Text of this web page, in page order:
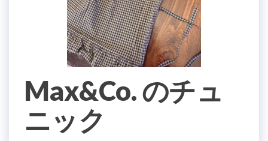
Max&Co. のチュ
ニック